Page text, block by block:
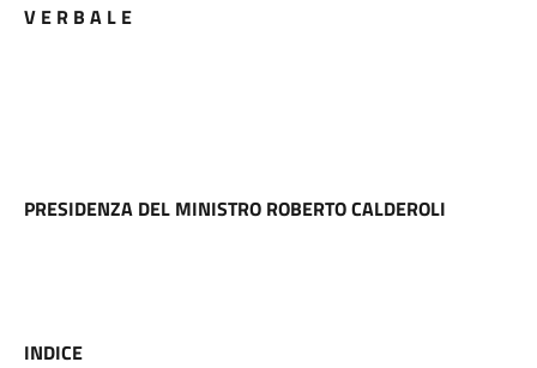
V E R B A L E
PRESIDENZA DEL MINISTRO ROBERTO CALDEROLI
INDICE